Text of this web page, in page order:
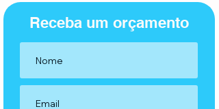
Receba um orçamento